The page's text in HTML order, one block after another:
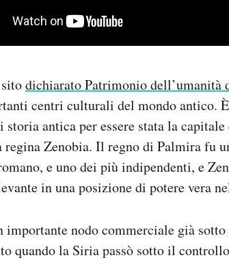
dichiarato Patrimonio dell’umanità
centri culturali del mondo antico.
antica per essere stata la
regina Zenobia. Il regno di Palmira fu
e uno dei più indipendenti, e
in una posizione di potere vera
importante nodo commerciale già
quando la Siria passò sotto il